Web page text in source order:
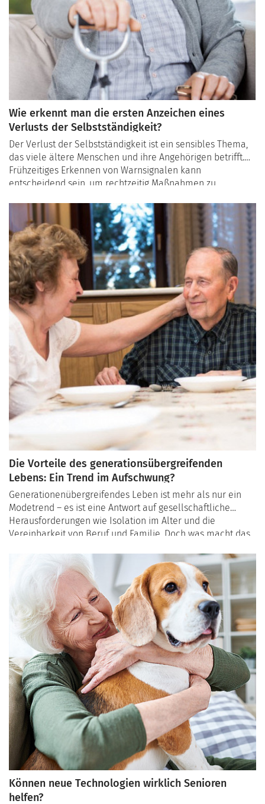
Wie erkennt man die ersten Anzeichen eines
Verlusts der Selbstständigkeit?
Der Verlust der Selbstständigkeit ist ein sensibles Thema,
das viele ältere Menschen und ihre Angehörigen betrifft.
Frühzeitiges Erkennen von Warnsignalen kann
entscheidend sein, um rechtzeitig Maßnahmen zu
erhalten. Doch welche Verhaltensweisen und
Gewohnheiten sollten Angehörige aufmerksam machen,
und wann ist es Zeit, über Unterstützung im Alltag oder den
Umzug in eine Seniorenresidenz nachzudenken?
Die Vorteile des generationsübergreifenden
Lebens: Ein Trend im Aufschwung?
Generationenübergreifendes Leben ist mehr als nur ein
Modetrend – es ist eine Antwort auf gesellschaftliche
Herausforderungen wie Isolation im Alter und die
Vereinbarkeit von Beruf und Familie. Doch was macht das
besonders, und wie können ältere und jüngere Menschen
dauerhaft voneinander profitieren? Dieser Artikel
beleuchtet die Vorteile und gibt praktische Tipps, um
harmonische Beziehungen zwischen den Generationen zu
fördern.
Können neue Technologien wirklich Senioren
helfen?